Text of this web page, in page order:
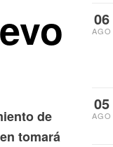
de
tomará
06
AGO
05
AGO